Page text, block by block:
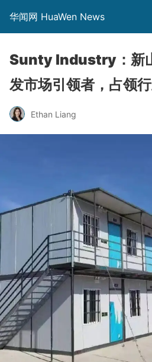
华闻网 HuaWen News
Sunty Industry：新
发市场引领者，占领
Ethan Liang